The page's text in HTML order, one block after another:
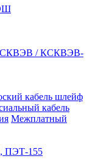
/ КСКВЭВ-
кабель шлейф
кабель
Межплатный
ПЭТ-155